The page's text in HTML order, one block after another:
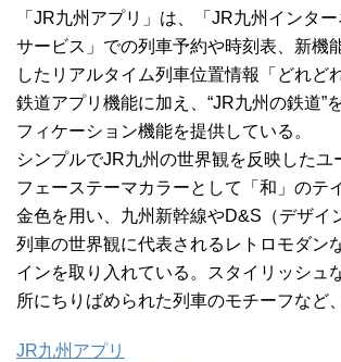
「JR九州アプリ」は、「JR九州インタ
サービス」での列車予約や時刻表、新機
したリアルタイム列車位置情報「どれど
鉄道アプリ機能に加え、“JR九州の鉄道”
フィケーション機能を提供している。
シンプルでJR九州の世界観を反映したユ
フェーステーマカラーとして「和」のテ
金色を用い、九州新幹線やD&S（デザイ
列車の世界観に代表されるレトロモダン
インを取り入れている。スタイリッシュ
所にちりばめられた列車のモチーフなど
JR九州アプリ